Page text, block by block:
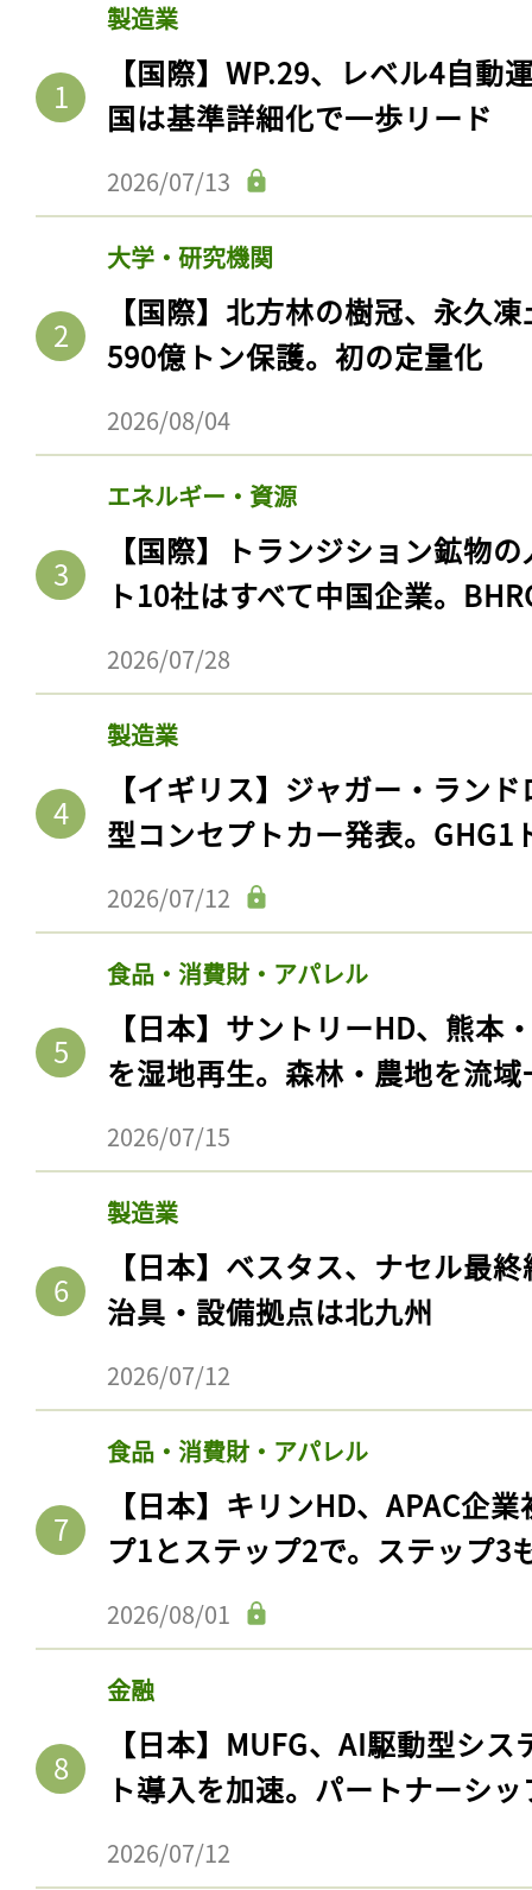
製造業
【国際】WP.29、レベル4自動
国は基準詳細化で一歩リード
2026/07/13
大学・研究機関
【国際】北方林の樹冠、永久
590億トン保護。初の定量化
2026/08/04
エネルギー・資源
【国際】トランジション鉱物
ト10社はすべて中国企業。
2026/07/28
製造業
【イギリス】ジャガー・ラン
型コンセプトカー発表。GHG1
2026/07/12
食品・消費財・アパレル
【日本】サントリーHD、熊本
を湿地再生。森林・農地を流
2026/07/15
製造業
【日本】ベスタス、ナセル最
治具・設備拠点は北九州
2026/07/12
食品・消費財・アパレル
【日本】キリンHD、APAC企
プ1とステップ2で。ステップ3
2026/08/01
金融
【日本】MUFG、AI駆動型シ
ト導入を加速。パートナーシ
2026/07/12